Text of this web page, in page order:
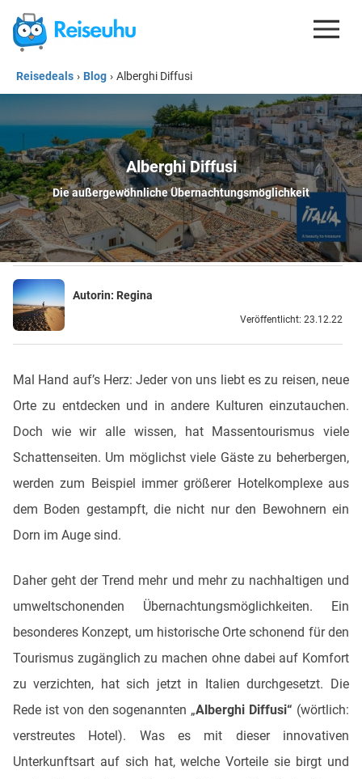
REISEDEALS
GUTSCHEINE
KREDITKARTEN
ESIM
REISEBLOG
Reisedeals › Blog › Alberghi Diffusi
Alberghi Diffusi
Die außergewöhnliche Übernachtungsmöglichkeit
Autorin: Regina
Veröffentlicht: 23.12.22
Mal Hand auf’s Herz: Jeder von uns liebt es zu reisen, neue
Orte zu entdecken und in andere Kulturen einzutauchen.
Doch wie wir alle wissen, hat Massentourismus viele
Schattenseiten. Um möglichst viele Gäste zu beherbergen,
werden zum Beispiel immer größerer Hotelkomplexe aus
dem Boden gestampft, die nicht nur den Bewohnern ein
Dorn im Auge sind.
Daher geht der Trend mehr und mehr zu nachhaltigen und
umweltschonenden Übernachtungsmöglichkeiten. Ein
besonderes Konzept, um historische Orte schonend für den
Tourismus zugänglich zu machen ohne dabei auf Komfort
zu verzichten, hat sich jetzt in Italien durchgesetzt. Die
Rede ist von den sogenannten „Alberghi Diffusi“ (wörtlich:
verstreutes Hotel). Was es mit dieser innovativen
Unterkunftsart auf sich hat, welche Vorteile sie birgt und